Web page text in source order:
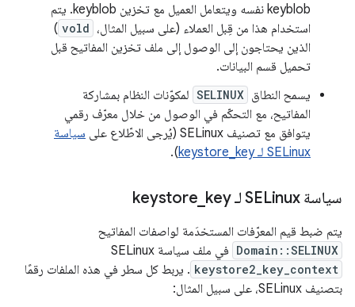
keyblob نفسه ويتعامل العميل مع تخزين keyblob. يتم
استخدام هذا من قِبل العملاء (على سبيل المثال، vold
)
الذين يحتاجون إلى الوصول إلى ملف تخزين المفاتيح قبل
تحميل قسم البيانات.
يسمح النطاق SELINUX لمكوّنات النظام بمشاركة
المفاتيح، مع التحكّم في الوصول من خلال معرّف رقمي
يتوافق مع تصنيف SELinux (يُرجى الاطّلاع على
سياسة
SELinux لـ keystore_key
).
سياسة SELinux لـ keystore key
يتم ضبط قيم المعرّفات المستخدَمة لواصفات المفاتيح
Domain::SELINUX في ملف سياسة SELinux
keystore2_key_context . يربط كل سطر في هذه الملفات رقمًا
بتصنيف SELinux، على سبيل المثال: